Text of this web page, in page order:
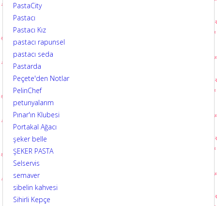
PastaCity
Pastacı
Pastacı Kız
pastacı rapunsel
pastacı seda
Pastarda
Peçete'den Notlar
PelinChef
petunyalarım
Pınar'ın Klubesi
Portakal Ağacı
şeker belle
ŞEKER PASTA
Selservis
semaver
sibelin kahvesi
Sihirli Kepçe